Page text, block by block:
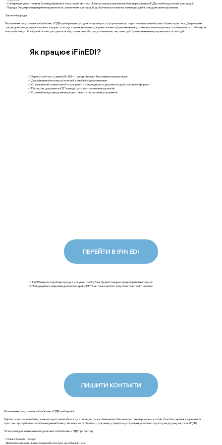
- Усі бартерні угоди повинні бути відображені в податковій звітності. Кожна сторона має вести облік нарахованого ПДВ у своїй податковій декларації.
- Порада: Регулярно перевіряйте правильність заповнення декларацій, щоб уникнути помилок та непорозумінь з податковими органами.
Заключні поради
Визначення податкових зобов’язань з ПДВ при бартерних угодах — це не просто формальність, а критично важливий аспект бізнес-практики. Дотримання
законодавства, правильна оцінка товарів та послуг, а також належне документальне оформлення можуть значно знизити ризики та забезпечити стабільність
вашого бізнесу. Не забувайте консультуватися з бухгалтерами або податковими експертами, щоб бути впевненими у правильності своїх дій.
✅ Зареєструйтесь у сервісі iFin EDI — швидкий старт без зайвих налаштувань
✅ Додайте реквізити вашої компанії для обміну документами
✅ Створюйте або завантажуйте документи (накладні, акти, рахунки тощо) у зручному форматі
✅ Підпишіть документи КЕП та надішліть контрагентам в один клік
✅ Отримайте підтвердження про доставку та підписання документів
ПЕРЕЙТИ В IFIN EDI
Як працює iFinEDI?
✅ iFinEDI наразі розробляє продукт документообігу Електронної товарно-транспортної накладної.
💡Приєднуйтесь першими до нового сервісу ЕТТН: як тільки ми його запустимо та сповістимо вас!
ЛИШИТИ КОНТАКТИ
Визначення податкових зобов’язань з ПДВ при бартері
Бартер — це форма обміну, за якою одні товари або послуги передаються в обмін на інші без використання грошових коштів. Хоча бартер може здаватися
простим і зрозумілим способом ведення бізнесу, він має свої особливості, зокрема у сфері оподаткування, особливо податку на додану вартість (ПДВ).
Чіткі кроки для визначення податкових зобов’язань з ПДВ при бартері
1. Оцінка товарів і послуг:
- Визначте звичайні ціни на товари або послуги, що обмінюються.